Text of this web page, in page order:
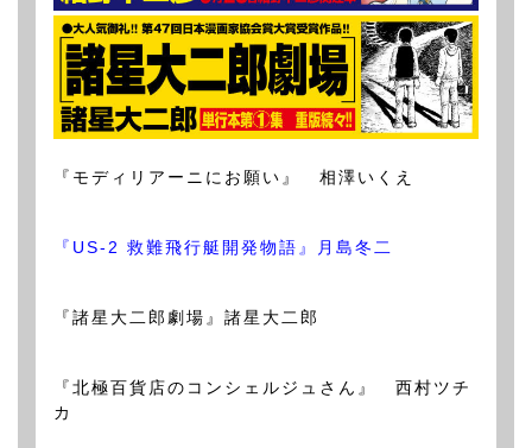
『モディリアーニにお願い』 相澤いくえ
『US-2 救難飛行艇開発物語』月島冬二
『諸星大二郎劇場』諸星大二郎
『北極百貨店のコンシェルジュさん』 西村ツチ
カ